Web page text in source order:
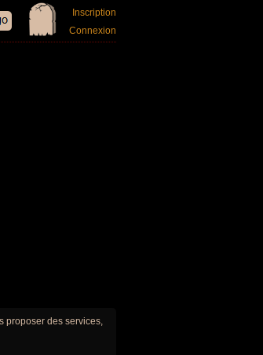
Inscription
Connexion
proposer des services,